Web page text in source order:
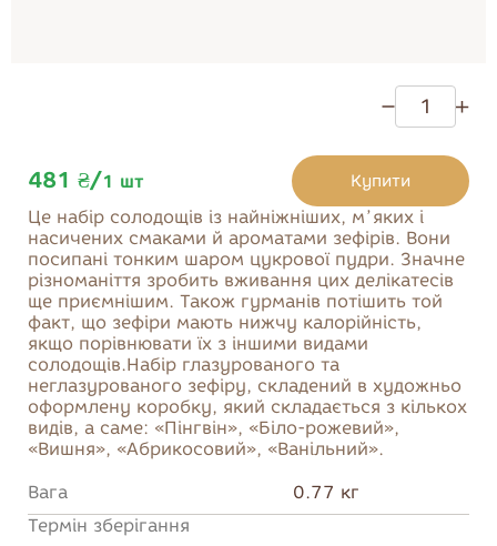
481 ₴/1 шт Купити
Купити
Це набір солодощів із найніжніших, мʼяких і
насичених смаками й ароматами зефірів. Вони
посипані тонким шаром цукрової пудри. Значне
різноманіття зробить вживання цих делікатесів
ще приємнішим. Також гурманів потішить той
факт, що зефіри мають нижчу калорійність,
якщо порівнювати їх з іншими видами
солодощів.Набір глазурованого та
неглазурованого зефіру, складений в художньо
оформлену коробку, який складається з кількох
видів, а саме: «Пінгвін», «Біло-рожевий»,
«Вишня», «Абрикосовий», «Ванільний».
Вага
0.77 кг
Термін зберігання